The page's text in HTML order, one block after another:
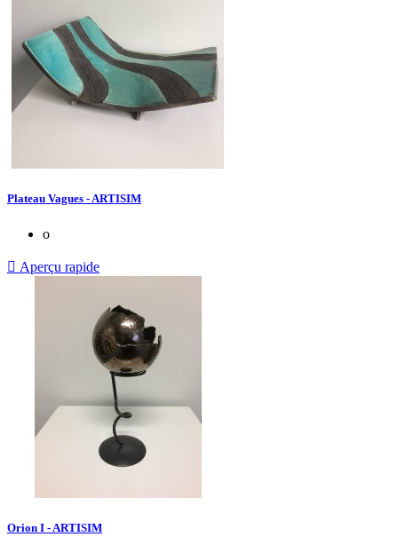
Plateau Vagues - ARTISIM
o
 Aperçu rapide
Orion I - ARTISIM